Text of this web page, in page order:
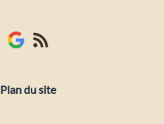
Plan du site